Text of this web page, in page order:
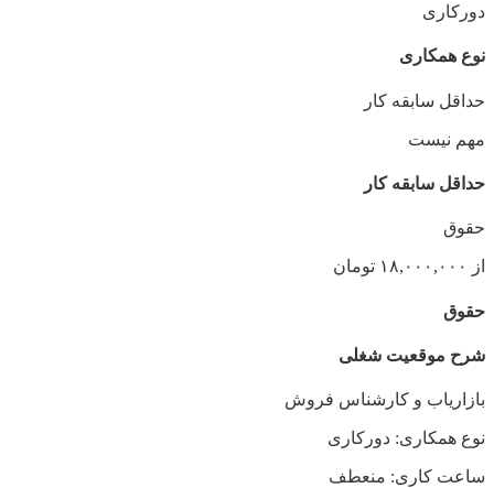
دورکاری
نوع همکاری
حداقل سابقه کار
مهم نیست
حداقل سابقه کار
حقوق
از ۱۸,۰۰۰,۰۰۰ تومان
حقوق
شرح موقعیت شغلی
بازاریاب و کارشناس فروش
نوع همکاری: دورکاری
ساعت کاری: منعطف